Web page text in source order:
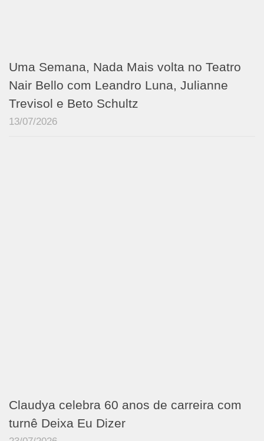
Uma Semana, Nada Mais volta no Teatro
Nair Bello com Leandro Luna, Julianne
Trevisol e Beto Schultz
13/07/2026
Claudya celebra 60 anos de carreira com
turnê Deixa Eu Dizer